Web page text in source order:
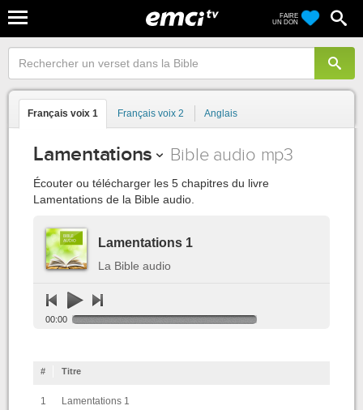
FAIRE
UN DON
Français voix 1 Français voix 2 Anglais
Lamentations Bible audio mp3
Écouter ou télécharger les 5 chapitres du livre
Lamentations de la Bible audio.
Lamentations 1
La Bible audio
00:00
# Titre
1 Lamentations 1